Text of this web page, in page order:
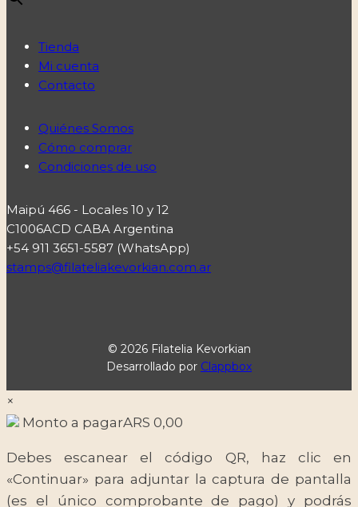
Tienda
Mi cuenta
Contacto
Quiénes Somos
Cómo comprar
Condiciones de uso
Maipú 466 - Locales 10 y 12
C1006ACD CABA Argentina
+54 911 3651-5587 (WhatsApp)
stamps@filateliakevorkian.com.ar
© 2026 Filatelia Kevorkian
Desarrollado por Clappbox
×
Monto a pagarARS 0,00
Debes escanear el código QR, haz clic en
«Continuar» para adjuntar la captura de pantalla
(es el único comprobante de pago) y podrás